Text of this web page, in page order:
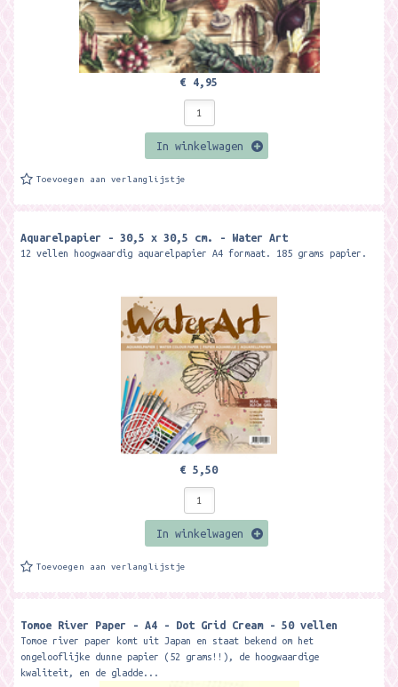
€ 4,95
In winkelwagen
Toevoegen aan verlanglijstje
Aquarelpapier - 30,5 x 30,5 cm. - Water Art
12 vellen hoogwaardig aquarelpapier A4 formaat. 185 grams papier.
€ 5,50
In winkelwagen
Toevoegen aan verlanglijstje
Tomoe River Paper - A4 - Dot Grid Cream - 50 vellen
Tomoe river paper komt uit Japan en staat bekend om het
ongelooflijke dunne papier (52 grams!!), de hoogwaardige
kwaliteit, en de gladde...